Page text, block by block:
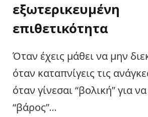
εξωτερικευμένη
επιθετικότητα
Όταν έχεις μάθει να μην
όταν καταπνίγεις τις
όταν γίνεσαι “βολική” για
“βάρος”…